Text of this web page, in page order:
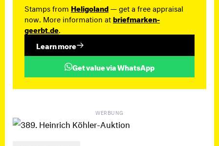
Stamps from Heligoland— get a free appraisal
now. More information atbriefmarken-
geerbt.de
Learn more
Get value via WhatsApp
WERBUNG